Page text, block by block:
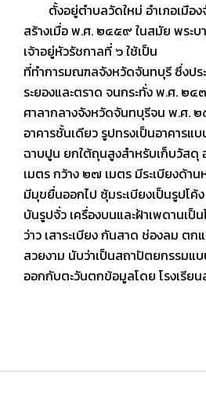
ตั้งอยู่ตำบลวัดใหม่ อำเภอเมือง
สร้างเมื่อ พ.ศ. ๒๔๕๙ ในสมัย พระบ
เจ้าอยู่หัวรัชกาลที่ ๖ ใช้เป็น
ที่ทำการมณฑลจังหวัดจันทบุรี ซึ่งปร
ระยองและตราด จนกระทั่ง พ.ศ. ๒
ศาลากลางจังหวัดจันทบุรีจน พ.ศ. ๒
อาคารชั้นเดียว รูปทรงเป็นอาคารแ
ฉาบปูน ยกใต้ถุนสูงสำหรับเก็บวัสดุ
เมตร กว้าง ๒๗ เมตร มีระเบียงด้า
มีมุขยื่นออกไป ซุ้มระเบียงเป็นรูปโค้
บันรูปจั่ว เครื่องบนและฝ้าเพดานเป็
ว่าว เสาระเบียง กันสาด ช่องลม ต
สวยงาม นับว่าเป็นสถาปัตยกรรมแ
ออกกับตะวันตกข้อมูลโดย โรงเรีย